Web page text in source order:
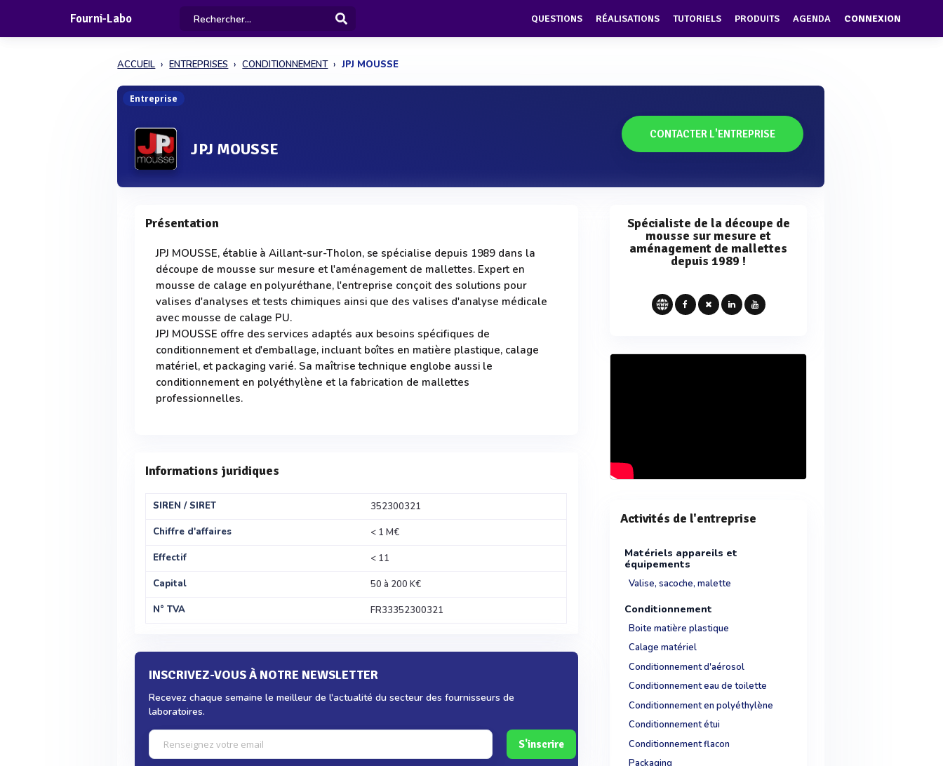
Fourni-Labo QUESTIONS RÉALISATIONS TUTORIELS PRODUITS AGENDA CONNEXION
ACCUEIL ENTREPRISES CONDITIONNEMENT JPJ MOUSSE
Entreprise
JPJ MOUSSE
CONTACTER L'ENTREPRISE
Présentation
JPJ MOUSSE, établie à Aillant-sur-Tholon, se spécialise depuis 1989 dans la
découpe de mousse sur mesure et l'aménagement de mallettes. Expert en
mousse de calage en polyuréthane, l'entreprise conçoit des solutions pour
valises d'analyses et tests chimiques ainsi que des valises d'analyse médicale
avec mousse de calage PU.
JPJ MOUSSE offre des services adaptés aux besoins spécifiques de
conditionnement et d'emballage, incluant boîtes en matière plastique, calage
matériel, et packaging varié. Sa maîtrise technique englobe aussi le
conditionnement en polyéthylène et la fabrication de mallettes
professionnelles.
Informations juridiques
SIREN / SIRET
352300321
Chiffre d'affaires
< 1 M€
Effectif
< 11
Capital
50 à 200 K€
N° TVA
FR33352300321
INSCRIVEZ-VOUS À NOTRE NEWSLETTER
Recevez chaque semaine le meilleur de l'actualité du secteur des fournisseurs de
laboratoires.
S'inscrire
Spécialiste de la découpe de
mousse sur mesure et
aménagement de mallettes
depuis 1989 !
Activités de l'entreprise
Matériels appareils et
équipements
Valise, sacoche, malette
Conditionnement
Boite matière plastique
Calage matériel
Conditionnement d'aérosol
Conditionnement eau de toilette
Conditionnement en polyéthylène
Conditionnement étui
Conditionnement flacon
Packaging